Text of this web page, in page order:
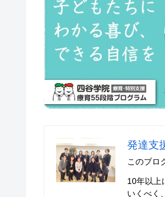
発達支
このブロ
10年以上
いくべく